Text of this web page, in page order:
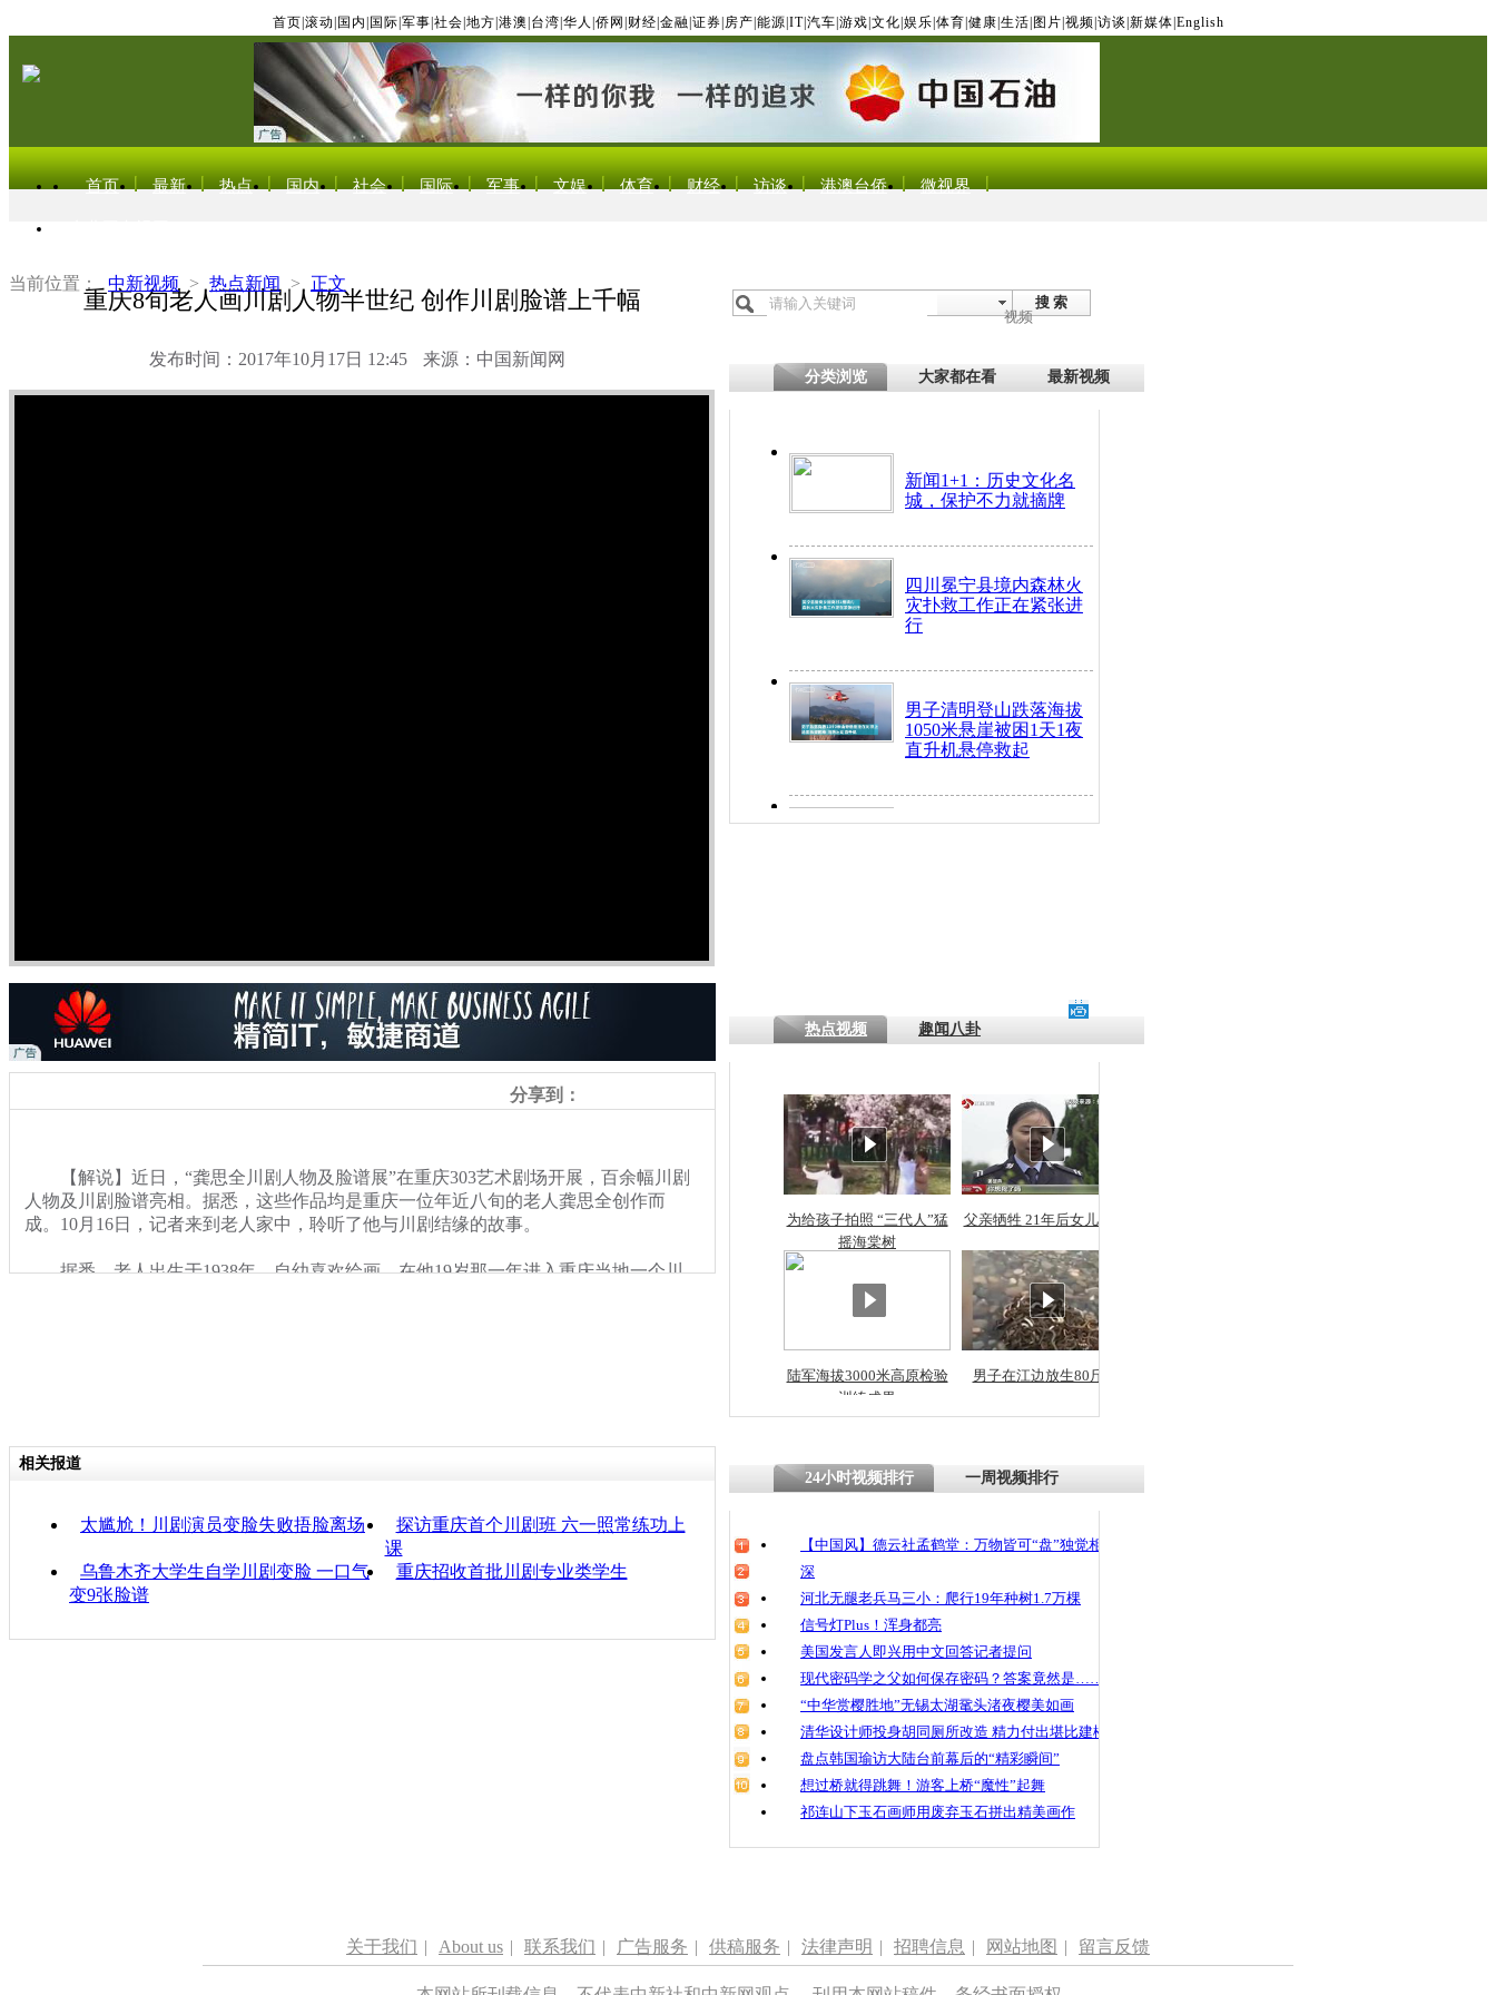
首页 滚动 国内 国际 军事 社会 地方 港澳 台湾 华人 侨网 财经 金融 证券 房产 能源 IT| 汽车 游戏 文化 娱乐 体育 健康 生活 图片 视频 访谈 新媒体 English
首页 最新 热点 国内 社会 国际 军事 文娱 体育 财经 访谈 港澳台侨 微视界
当前位置： 中新视频 > 热点新闻 > 正文
重庆8旬老人画川剧人物半世纪 创作川剧脸谱上千幅
发布时间：2017年10月17日 12:45 来源：中国新闻网
搜 索
视频
分类浏览 大家都在看 最新视频
新闻1+1：历史文化名
城，保护不力就摘牌
四川冕宁县境内森林火
灾扑救工作正在紧张进
行
男子清明登山跌落海拔
1050米悬崖被困1天1夜
直升机悬停救起
探访传承四千年传统习
俗：近万民众为娥皇女
英省亲送行
小伙骑车逆行被查情绪
崩溃 网上回答崩溃原
四川兴文苗乡上万人欢
魂
老人创作川剧脸谱上千
幅
分享到：
【解说】近日，“龚思全川剧人物及脸谱展”在重庆303艺术剧场开展，百余幅川剧
人物及川剧脸谱亮相。据悉，这些作品均是重庆一位年近八旬的老人龚思全创作而
成。10月16日，记者来到老人家中，聆听了他与川剧结缘的故事。
据悉，老人出生于1938年，自幼喜欢绘画，在他19岁那一年进入重庆当地一个川
热点视频 趣闻八卦
为给孩子拍照 “三代人”猛
摇海棠树
父亲牺牲 21年后女儿从警
陆军海拔3000米高原检验
训练成果
男子在江边放生80斤蛇
相关报道
太尴尬！川剧演员变脸失败捂脸离场
探访重庆首个川剧班 六一照常练功上
课
乌鲁木齐大学生自学川剧变脸 一口气
变9张脸谱
重庆招收首批川剧专业类学生
24小时视频排行 一周视频排行
【中国风】德云社孟鹤堂：万物皆可“盘”独觉相声
深
河北无腿老兵马三小：爬行19年种树1.7万棵
信号灯Plus！浑身都亮
美国发言人即兴用中文回答记者提问
现代密码学之父如何保存密码？答案竟然是……
“中华赏樱胜地”无锡太湖鼋头渚夜樱美如画
清华设计师投身胡同厕所改造 精力付出堪比建楼
盘点韩国瑜访大陆台前幕后的“精彩瞬间”
想过桥就得跳舞！游客上桥“魔性”起舞
祁连山下玉石画师用废弃玉石拼出精美画作
关于我们 | About us | 联系我们 | 广告服务 | 供稿服务 | 法律声明 | 招聘信息 | 网站地图 | 留言反馈